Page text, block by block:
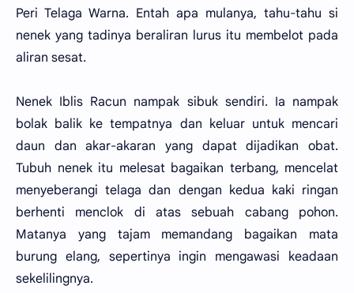
Peri Telaga Warna. Entah apa mulanya, tahu-tahu si
nenek yang tadinya beraliran lurus itu membelot pada
aliran sesat.
Nenek Iblis Racun nampak sibuk sendiri. Ia nampak
bolak balik ke tempatnya dan keluar untuk mencari
daun dan akar-akaran yang dapat dijadikan obat.
Tubuh nenek itu melesat bagaikan terbang, mencelat
menyeberangi telaga dan dengan kedua kaki ringan
berhenti menclok di atas sebuah cabang pohon.
Matanya yang tajam memandang bagaikan mata
burung elang, sepertinya ingin mengawasi keadaan
sekelilingnya.